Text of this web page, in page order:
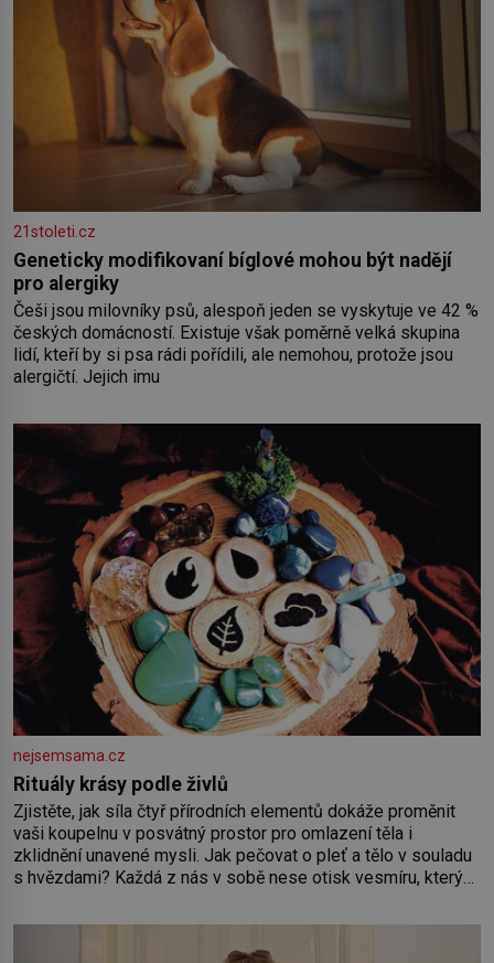
21stoleti.cz
Geneticky modifikovaní bíglové mohou být nadějí
pro alergiky
Češi jsou milovníky psů, alespoň jeden se vyskytuje ve 42 %
českých domácností. Existuje však poměrně velká skupina
lidí, kteří by si psa rádi pořídili, ale nemohou, protože jsou
alergičtí. Jejich imu
nejsemsama.cz
Rituály krásy podle živlů
Zjistěte, jak síla čtyř přírodních elementů dokáže proměnit
vaši koupelnu v posvátný prostor pro omlazení těla i
zklidnění unavené mysli. Jak pečovat o pleť a tělo v souladu
s hvězdami? Každá z nás v sobě nese otisk vesmíru, který
pokožky. Ohnivá znamení Ženy narozené ve znamení Berana,